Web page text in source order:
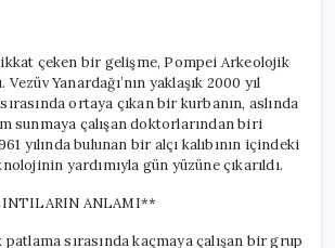
Hayrete
Düşürttü
için
çeken bir gelişme, Pompei Arkeolojik
Vezüv Yanardağı’nın yaklaşık 2000 yıl
ortaya çıkan bir kurbanın, aslında
sunmaya çalışan doktorlarından biri
yılında bulunan bir alçı kalıbının içindeki
yardımıyla gün yüzüne çıkarıldı.
ANLAMI**
patlama sırasında kaçmaya çalışan bir grup